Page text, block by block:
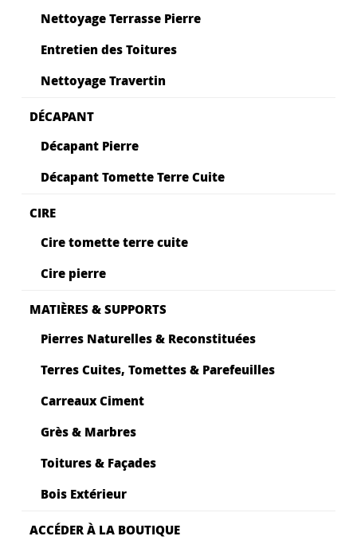
Nettoyage Terrasse Pierre
Entretien des Toitures
Nettoyage Travertin
DÉCAPANT
Décapant Pierre
Décapant Tomette Terre Cuite
CIRE
Cire tomette terre cuite
Cire pierre
MATIÈRES & SUPPORTS
Pierres Naturelles & Reconstituées
Terres Cuites, Tomettes & Parefeuilles
Carreaux Ciment
Grès & Marbres
Toitures & Façades
Bois Extérieur
ACCÉDER À LA BOUTIQUE